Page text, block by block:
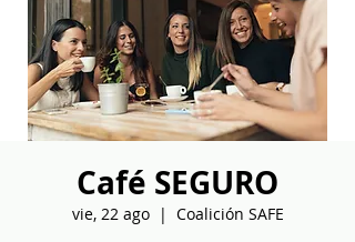
Café SEGURO
vie, 22 ago
  |
Coalición SAFE